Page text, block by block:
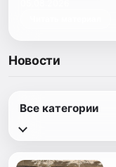
Новости
Все категории